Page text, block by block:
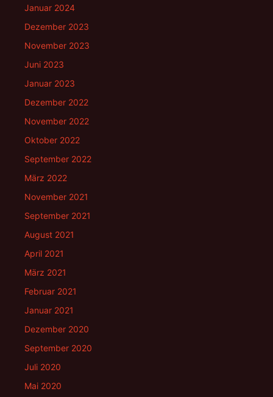
Januar 2024
Dezember 2023
November 2023
Juni 2023
Januar 2023
Dezember 2022
November 2022
Oktober 2022
September 2022
März 2022
November 2021
September 2021
August 2021
April 2021
März 2021
Februar 2021
Januar 2021
Dezember 2020
September 2020
Juli 2020
Mai 2020